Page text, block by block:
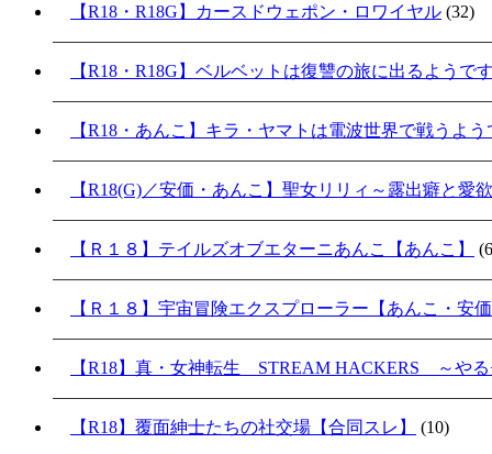
【R18・R18G】カースドウェポン・ロワイヤル (32)
【R18・R18G】ベルベットは復讐の旅に出るようで
【R18・あんこ】キラ・ヤマトは電波世界で戦うよ
【R18(G)／安価・あんこ】聖女リリィ～露出癖と愛
【Ｒ１８】テイルズオブエターニあんこ【あんこ】
【Ｒ１８】宇宙冒険エクスプローラー【あんこ・安
【R18】真・女神転生 STREAM HACKERS ～や
【R18】覆面紳士たちの社交場【合同スレ】 (10)